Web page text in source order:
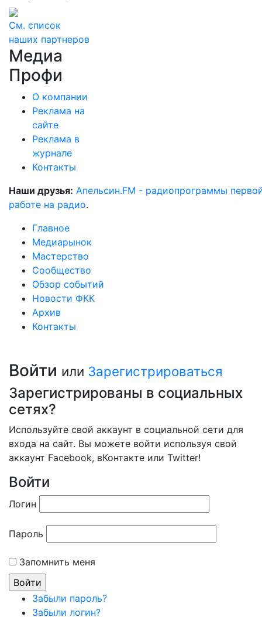
См. список
наших партнеров
Медиа
Профи
О компании
Реклама на
сайте
Реклама в
журнале
Контакты
Наши друзья: Апельсин.FM - радиопрограммы
работе на радио.
Главное
Медиарынок
Мастерство
Сообщество
Обзор событий
Новости ФКК
Архив
Контакты
Войти или Зарегистрироваться
Зарегистрированы в социальных
сетях?
Используйте свой аккаунт в социальной сети для
входа на сайт. Вы можете войти используя свой
аккаунт Facebook, вКонтакте или Twitter!
Войти
Логин
Пароль
Запомнить меня
Забыли пароль?
Забыли логин?